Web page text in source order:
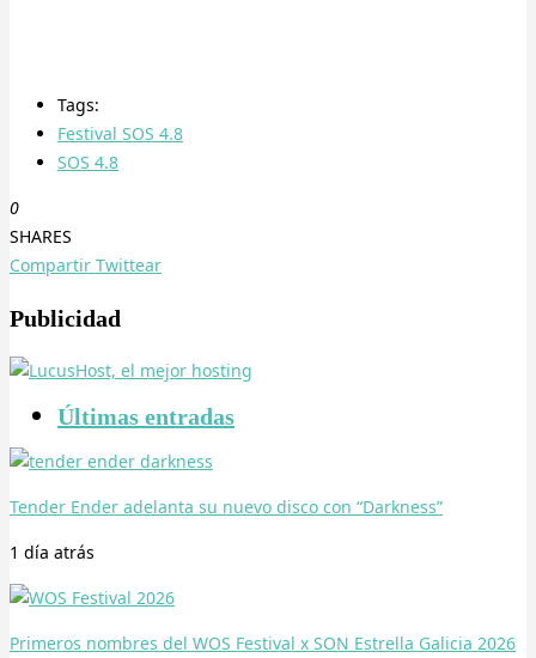
Tags:
Festival SOS 4.8
SOS 4.8
0
SHARES
Compartir Twittear
Publicidad
Últimas entradas
Tender Ender adelanta su nuevo disco con “Darkness”
1 día atrás
Primeros nombres del WOS Festival x SON Estrella Galicia 2026